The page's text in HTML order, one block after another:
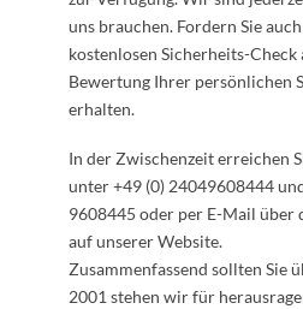
uns brauchen. Fordern Sie
kostenlosen Sicherheits-Check
Bewertung Ihrer persönlichen
erhalten.
In der Zwischenzeit erreichen
unter +49 (0) 24049608444
9608445 oder per E-Mail
auf unserer Website.
Zusammenfassend sollten Sie
2001 stehen wir für